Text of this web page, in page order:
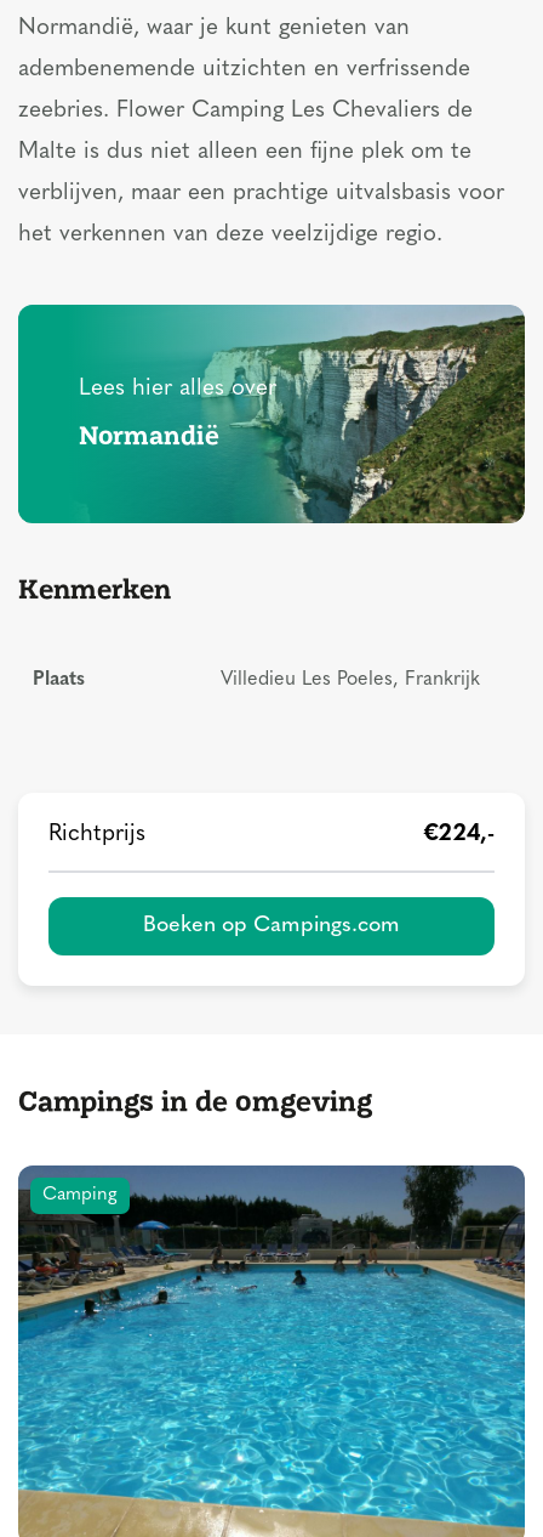
Normandië, waar je kunt genieten van
adembenemende uitzichten en verfrissende
zeebries. Flower Camping Les Chevaliers de
Malte is dus niet alleen een fijne plek om te
verblijven, maar een prachtige uitvalsbasis voor
het verkennen van deze veelzijdige regio.
Lees hier alles over
Normandië
Kenmerken
Plaats Villedieu Les Poeles, Frankrijk
Richtprijs €224,-
Boeken op Campings.com
Campings in de omgeving
Camping